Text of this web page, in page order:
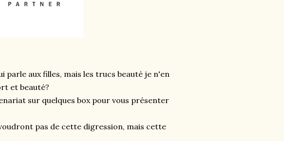
parle aux filles, mais les trucs beauté je n'en
et beauté?
sur quelques box pour vous présenter
pas de cette digression, mais cette